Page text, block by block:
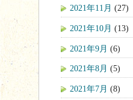
2021年11月 (27)
2021年10月 (13)
2021年9月 (6)
2021年8月 (5)
2021年7月 (8)